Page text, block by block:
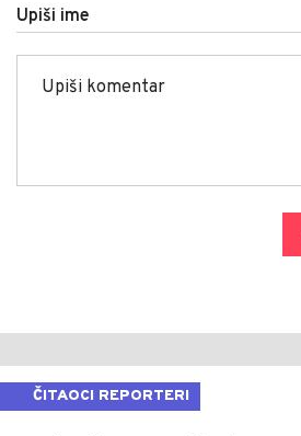
Upiši ime
ČITAOCI REPORTERI